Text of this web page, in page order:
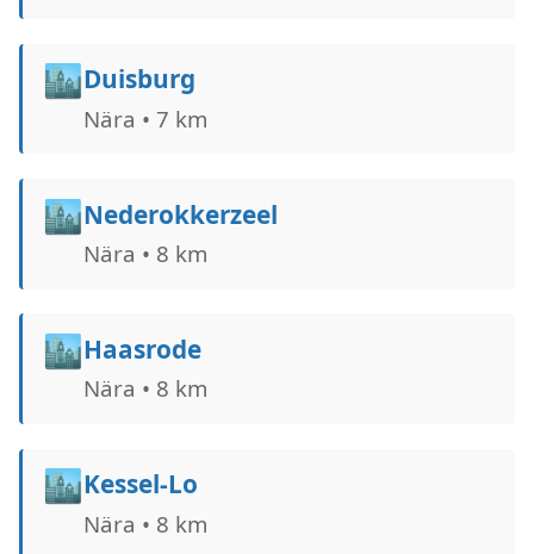
🏙️Duisburg
Nära • 7 km
🏙️Nederokkerzeel
Nära • 8 km
🏙️Haasrode
Nära • 8 km
🏙️Kessel-Lo
Nära • 8 km